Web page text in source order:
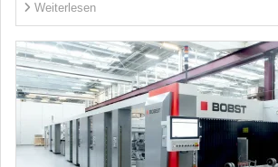
Weiterlesen